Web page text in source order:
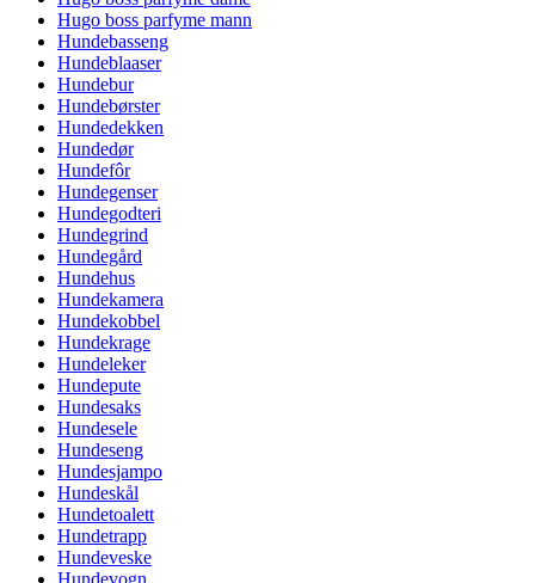
Hugo boss parfyme mann
Hundebasseng
Hundeblaaser
Hundebur
Hundebørster
Hundedekken
Hundedør
Hundefôr
Hundegenser
Hundegodteri
Hundegrind
Hundegård
Hundehus
Hundekamera
Hundekobbel
Hundekrage
Hundeleker
Hundepute
Hundesaks
Hundesele
Hundeseng
Hundesjampo
Hundeskål
Hundetoalett
Hundetrapp
Hundeveske
Hundevogn